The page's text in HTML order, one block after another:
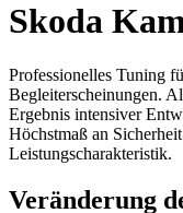
Skoda
Professionelles Tuning
Begleiterscheinungen.
Ergebnis intensiver
Höchstmaß an
Leistungscharakteristik.
Veränderung